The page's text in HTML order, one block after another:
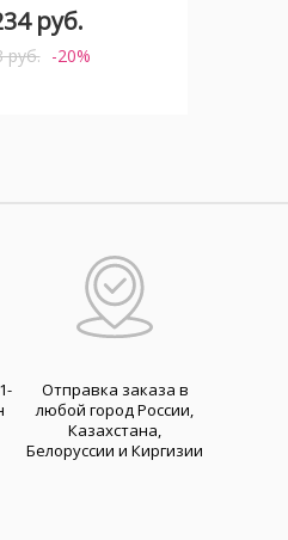
руб.
руб. -20%
Отправка заказа в
любой город России,
Казахстана,
Белоруссии и Киргизии